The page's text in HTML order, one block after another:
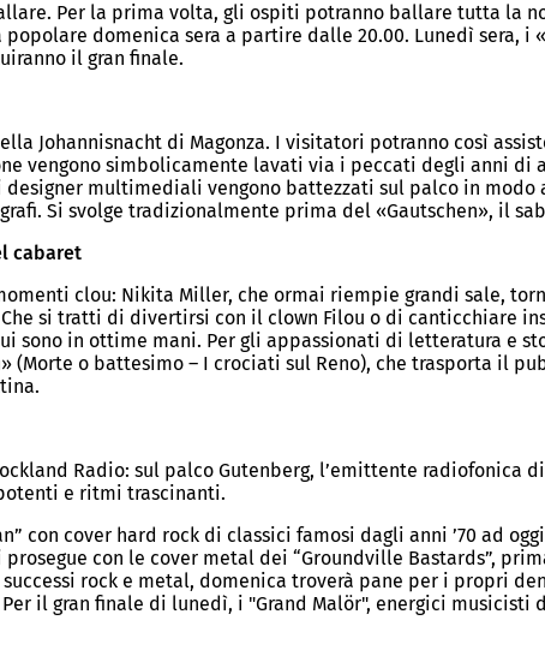
Per la prima volta, gli ospiti potranno ballare tutta la
domenica sera a partire dalle 20.00. Lunedì sera, i
il gran finale.
Johannisnacht di Magonza. I visitatori potranno così
vengono simbolicamente lavati via i peccati degli anni
multimediali vengono battezzati sul palco in
Si svolge tradizionalmente prima del «Gautschen», il
cabaret
clou: Nikita Miller, che ormai riempie grandi sale,
si tratti di divertirsi con il clown Filou o di canticchiare
sono in ottime mani. Per gli appassionati di letteratura e
(Morte o battesimo – I crociati sul Reno), che trasporta il
Radio: sul palco Gutenberg, l’emittente radiofonica
e ritmi trascinanti.
con cover hard rock di classici famosi dagli anni ’70 ad
con le cover metal dei “Groundville Bastards”,
rock e metal, domenica troverà pane per i propri
il gran finale di lunedì, i "Grand Malör", energici musicisti